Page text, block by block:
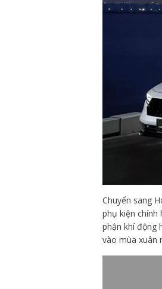
Chuyển sang
phụ kiện chính
phận khí động
vào mùa xuân